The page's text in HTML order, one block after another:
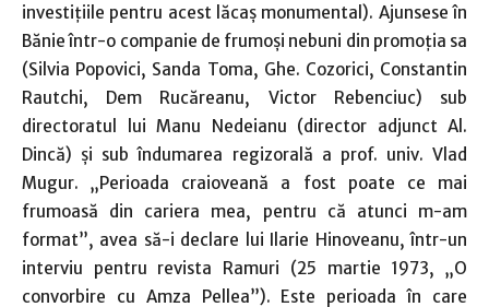
investiţiile pentru acest lăcaş monumental). Ajunsese în
Bănie într-o companie de frumoşi nebuni din promoţia sa
(Silvia Popovici, Sanda Toma, Ghe. Cozorici, Constantin
Rautchi, Dem Rucăreanu, Victor Rebenciuc) sub
directoratul lui Manu Nedeianu (director adjunct Al.
Dincă) şi sub îndumarea regizorală a prof. univ. Vlad
Mugur. „Perioada craioveană a fost poate ce mai
frumoasă din cariera mea, pentru că atunci m-am
format”, avea să-i declare lui Ilarie Hinoveanu, într-un
interviu pentru revista Ramuri (25 martie 1973, „O
convorbire cu Amza Pellea”). Este perioada în care